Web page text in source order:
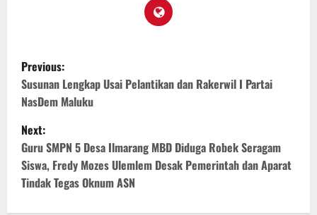
Previous:
Susunan Lengkap Usai Pelantikan dan Rakerwil I Partai
NasDem Maluku
Next:
Guru SMPN 5 Desa Ilmarang MBD Diduga Robek Seragam
Siswa, Fredy Mozes Ulemlem Desak Pemerintah dan Aparat
Tindak Tegas Oknum ASN